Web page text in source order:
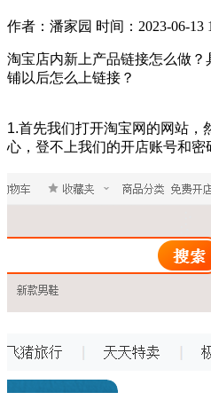
作者：潘家园 时间：2023-06-13
淘宝店内新上产品链接怎么做？
铺以后怎么上链接？
1.首先我们打开淘宝网的网站，
心，登不上我们的开店账号和密